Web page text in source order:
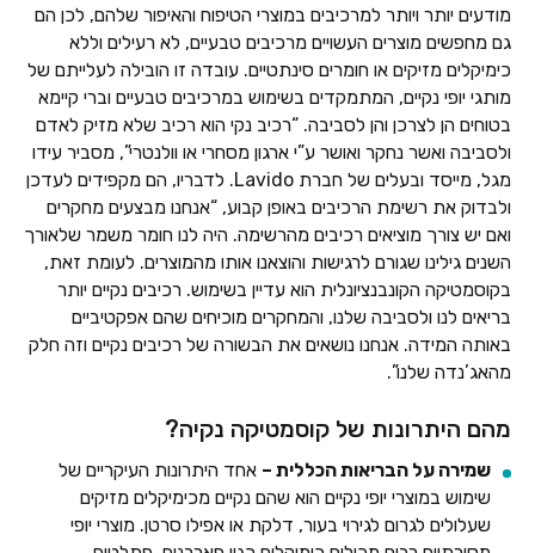
מודעים יותר ויותר למרכיבים במוצרי הטיפוח והאיפור שלהם, לכן הם
גם מחפשים מוצרים העשויים מרכיבים טבעיים, לא רעילים וללא
כימיקלים מזיקים או חומרים סינתטיים. עובדה זו הובילה לעלייתם של
מותגי יופי נקיים, המתמקדים בשימוש במרכיבים טבעיים וברי קיימא
בטוחים הן לצרכן והן לסביבה. “רכיב נקי הוא רכיב שלא מזיק לאדם
ולסביבה ואשר נחקר ואושר ע”י ארגון מסחרי או וולנטרי”, מסביר עידו
מגל, מייסד ובעלים של חברת Lavido. לדבריו, הם מקפידים לעדכן
ולבדוק את רשימת הרכיבים באופן קבוע, “אנחנו מבצעים מחקרים
ואם יש צורך מוציאים רכיבים מהרשימה. היה לנו חומר משמר שלאורך
השנים גילינו שגורם לרגישות והוצאנו אותו מהמוצרים. לעומת זאת,
בקוסמטיקה הקונבנציונלית הוא עדיין בשימוש. רכיבים נקיים יותר
בריאים לנו ולסביבה שלנו, והמחקרים מוכיחים שהם אפקטיביים
באותה המידה. אנחנו נושאים את הבשורה של רכיבים נקיים וזה חלק
מהאג’נדה שלנו”.
מהם היתרונות של קוסמטיקה נקיה?
שמירה על הבריאות הכללית – אחד היתרונות העיקריים של
שימוש במוצרי יופי נקיים הוא שהם נקיים מכימיקלים מזיקים
שעלולים לגרום לגירוי בעור, דלקת או אפילו סרטן. מוצרי יופי